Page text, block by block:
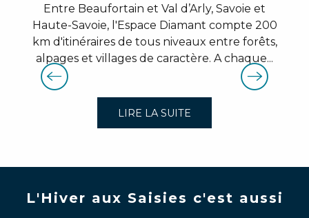
Entre Beaufortain et Val d’Arly, Savoie et
Haute-Savoie, l'Espace Diamant compte 200
km d'itinéraires de tous niveaux entre forêts,
alpages et villages de caractère. A chaque...
LIRE LA SUITE
L'Hiver aux Saisies c'est aussi